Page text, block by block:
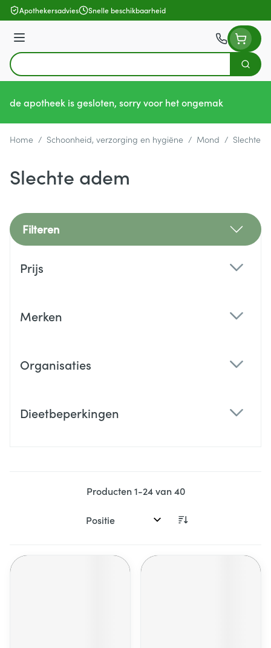
Ga naar de inhoud
Apothekersadvies Snelle beschikbaarheid
Menu
Product, merk, categorie...
Zoek
de apotheek is gesloten, sorry voor het ongemak
Home / Schoonheid, verzorging en hygiëne / Mond / Slechte
Slechte adem
Filteren
Prijs
Merken
Organisaties
Dieetbeperkingen
Producten1-24van40
Sorteer op: